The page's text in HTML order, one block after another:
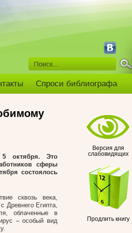
Спроси библиографа
Версия для
слабовидящих
Продлить книгу
5 октября. Это
сферы
состоялось
сквозь века,
Древнего Египта,
облаченные в
– особый вид